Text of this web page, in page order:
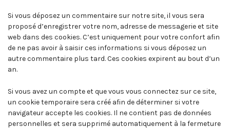
Si vous déposez un commentaire sur notre site, il vous sera
proposé d’enregistrer votre nom, adresse de messagerie et site
web dans des cookies. C’est uniquement pour votre confort afin
de ne pas avoir à saisir ces informations si vous déposez un
autre commentaire plus tard. Ces cookies expirent au bout d’un
an.
Si vous avez un compte et que vous vous connectez sur ce site,
un cookie temporaire sera créé afin de déterminer si votre
navigateur accepte les cookies. Il ne contient pas de données
personnelles et sera supprimé automatiquement à la fermeture